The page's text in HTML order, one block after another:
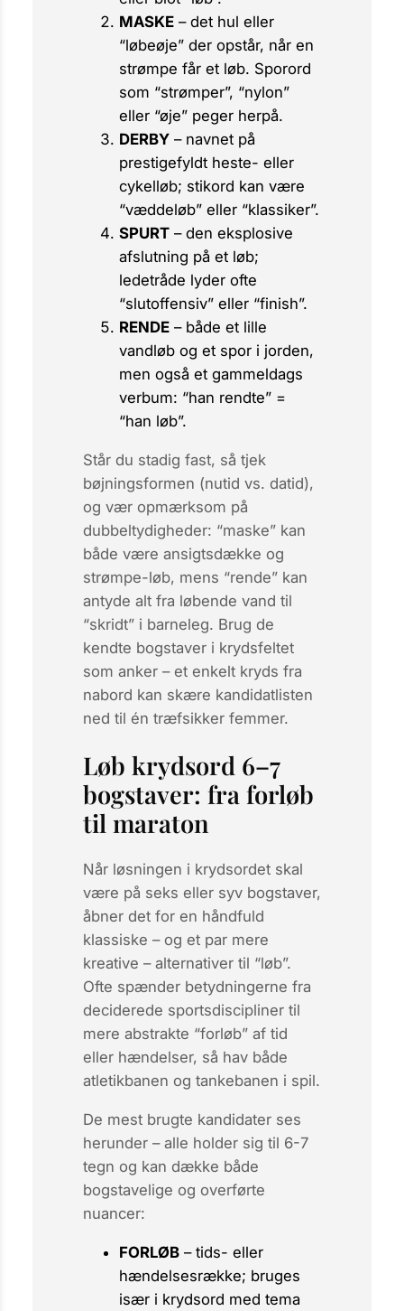
MASKE– det hul eller
“løbeøje” der opstår, når en
strømpe får et løb. Sporord
som “strømper”, “nylon”
eller “øje” peger herpå.
DERBY– navnet på
prestigefyldt heste- eller
cykelløb; stikord kan være
“væddeløb” eller “klassiker”.
SPURT– den eksplosive
afslutning på et løb;
ledetråde lyder ofte
“slutoffensiv” eller “finish”.
RENDE– både et lille
vandløb og et spor i jorden,
men også et gammeldags
verbum: “han rendte” =
“han løb”.
Står du stadig fast, så tjek
bøjningsformen (nutid vs. datid),
og vær opmærksom på
dubbeltydigheder: “maske” kan
både være ansigtsdække og
strømpe-løb, mens “rende” kan
antyde alt fra løbende vand til
“skridt” i barneleg. Brug de
kendte bogstaver i krydsfeltet
som anker – et enkelt kryds fra
nabord kan skære kandidatlisten
ned til én træfsikker femmer.
Løb krydsord 6–7
bogstaver: fra forløb
til maraton
Når løsningen i krydsordet skal
være på seks eller syv bogstaver,
åbner det for en håndfuld
klassiske – og et par mere
kreative – alternativer til “løb”.
Ofte spænder betydningerne fra
deciderede sportsdiscipliner til
mere abstrakte “forløb” af tid
eller hændelser, så hav både
atletikbanen og tankebanen i spil.
De mest brugte kandidater ses
herunder – alle holder sig til 6-7
tegn og kan dække både
bogstavelige og overførte
nuancer:
FORLØB– tids- eller
hændelsesrække; bruges
især i krydsord med tema